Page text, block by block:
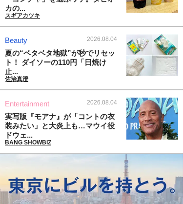
カの...
スギアカツキ
Beauty 2026.08.04
夏の“ベタベタ地獄”が秒でリセッ
ト！ ダイソーの110円「日焼け
止...
佐治真澄
Entertainment 2026.08.04
実写版『モアナ』が「コントの衣
装みたい」と大炎上も…マウイ役
ドウェ...
BANG SHOWBIZ